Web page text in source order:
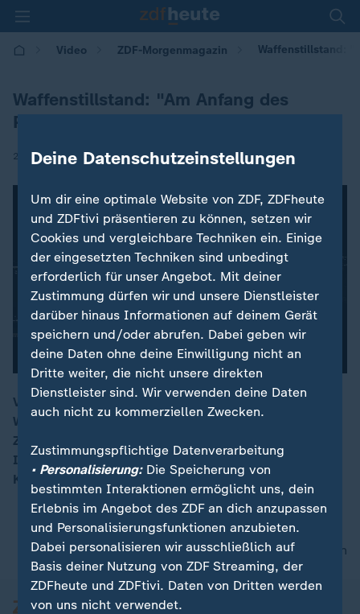
Video ZDF-Morgenmagazin Waffenstillstand:
Waffenstillstand: "Am Anfang des
Prozesses"
24.06.2025 | 05:30
Von seitens Iran gäbe es keine
Waffenstillstandsvereinbarung, aber eine "vorsichtige
Zustimmung, nicht mehr anzugreifen", sollte auch
Israel den Beschuss einstellen, so ZDF-
Korrespondentin Claudia Bates in Washington.
nach oben
Deine Datenschutzeinstellungen
Um dir eine optimale Website von ZDF, ZDFheute
und ZDFtivi präsentieren zu können, setzen wir
Cookies und vergleichbare Techniken ein. Einige
der eingesetzten Techniken sind unbedingt
erforderlich für unser Angebot. Mit deiner
Zustimmung dürfen wir und unsere Dienstleister
darüber hinaus Informationen auf deinem Gerät
speichern und/oder abrufen. Dabei geben wir
deine Daten ohne deine Einwilligung nicht an
Dritte weiter, die nicht unsere direkten
Dienstleister sind. Wir verwenden deine Daten
auch nicht zu kommerziellen Zwecken.
Zustimmungspflichtige Datenverarbeitung
• Personalisierung:Die Speicherung von
bestimmten Interaktionen ermöglicht uns, dein
Erlebnis im Angebot des ZDF an dich anzupassen
und Personalisierungsfunktionen anzubieten.
Dabei personalisieren wir ausschließlich auf
Basis deiner Nutzung von ZDF Streaming, der
ZDFheute und ZDFtivi. Daten von Dritten werden
von uns nicht verwendet.